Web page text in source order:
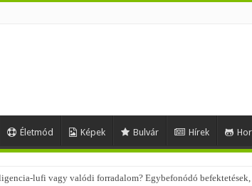
Életmód Képek Bulvár Hírek
is trendik – nézd meg, milyen stílusokhoz illenek!